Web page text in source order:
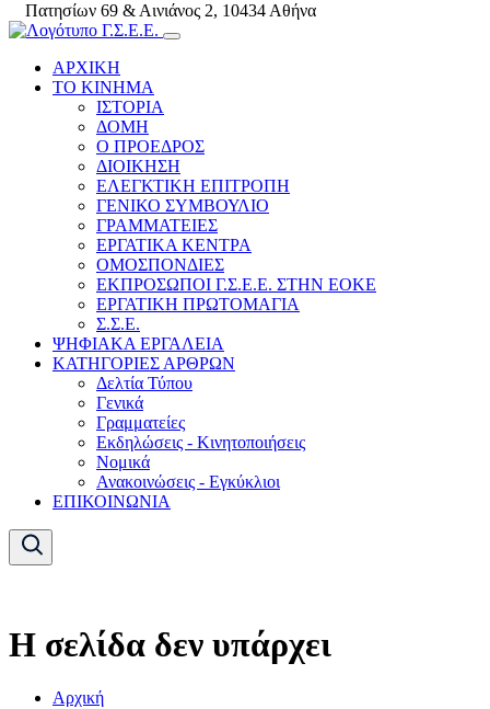
Πατησίων 69 & Αινιάνος 2, 10434 Αθήνα
ΑΡΧΙΚΗ
ΤΟ ΚΙΝΗΜΑ
ΙΣΤΟΡΙΑ
ΔΟΜΗ
Ο ΠΡΟΕΔΡΟΣ
ΔΙΟΙΚΗΣΗ
ΕΛΕΓΚΤΙΚΗ ΕΠΙΤΡΟΠΗ
ΓΕΝΙΚΟ ΣΥΜΒΟΥΛΙΟ
ΓΡΑΜΜΑΤΕΙΕΣ
ΕΡΓΑΤΙΚΑ ΚΕΝΤΡΑ
ΟΜΟΣΠΟΝΔΙΕΣ
ΕΚΠΡΟΣΩΠΟΙ Γ.Σ.Ε.Ε. ΣΤΗΝ ΕΟΚΕ
ΕΡΓΑΤΙΚΗ ΠΡΩΤΟΜΑΓΙΑ
Σ.Σ.Ε.
ΨΗΦΙΑΚΑ ΕΡΓΑΛΕΙΑ
ΚΑΤΗΓΟΡΙΕΣ ΑΡΘΡΩΝ
Δελτία Τύπου
Γενικά
Γραμματείες
Εκδηλώσεις - Κινητοποιήσεις
Νομικά
Ανακοινώσεις - Εγκύκλιοι
ΕΠΙΚΟΙΝΩΝΙΑ
Η σελίδα δεν υπάρχει
Αρχική